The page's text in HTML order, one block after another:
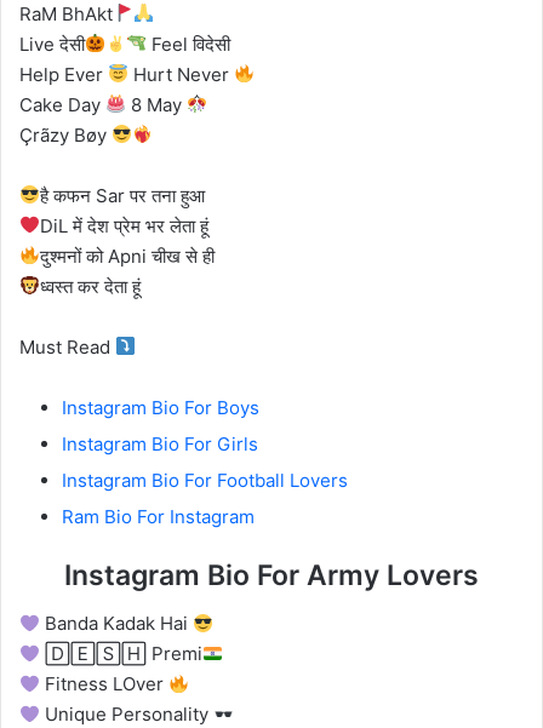
RaM BhAkt
Live देसी
Feel विदेसी
Help Ever
Hurt Never
Cake Day
8 May
Çrãzy Bøy
है कफन Sar पर तना हुआ
DiL में देश प्रेम भर लेता हूं
दुश्मनों को Apni चीख से ही
ध्वस्त कर देता हूं
Must Read
Instagram Bio For Boys
Instagram Bio For Girls
Instagram Bio For Football Lovers
Ram Bio For Instagram
Instagram Bio For Army Lovers
Banda Kadak Hai
🄳🄴🅂🄷 Premi
Fitness LOver
Unique Personality